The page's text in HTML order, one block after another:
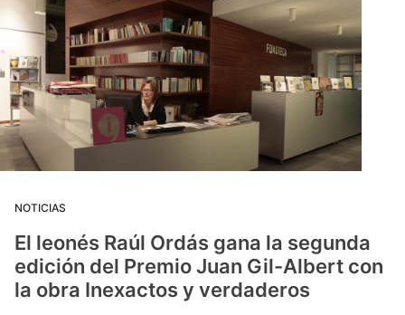
NOTICIAS
El leonés Raúl Ordás gana la segunda
edición del Premio Juan Gil-Albert con
la obra Inexactos y verdaderos